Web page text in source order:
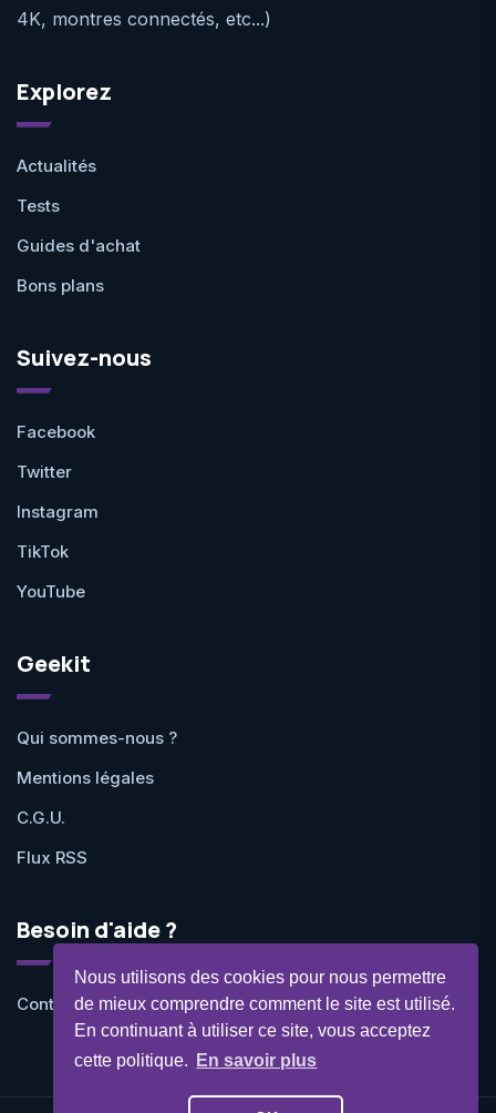
Nous utilisons des cookies pour nous permettre
de mieux comprendre comment le site est utilisé.
En continuant à utiliser ce site, vous acceptez
cette politique.
En savoir plus
4K, montres connectés, etc...)
Explorez
Actualités
Tests
Guides d'achat
Bons plans
Suivez-nous
Facebook
Twitter
Instagram
TikTok
YouTube
Geekit
Qui sommes-nous ?
Mentions légales
C.G.U.
Flux RSS
Besoin d'aide ?
Contactez-nous